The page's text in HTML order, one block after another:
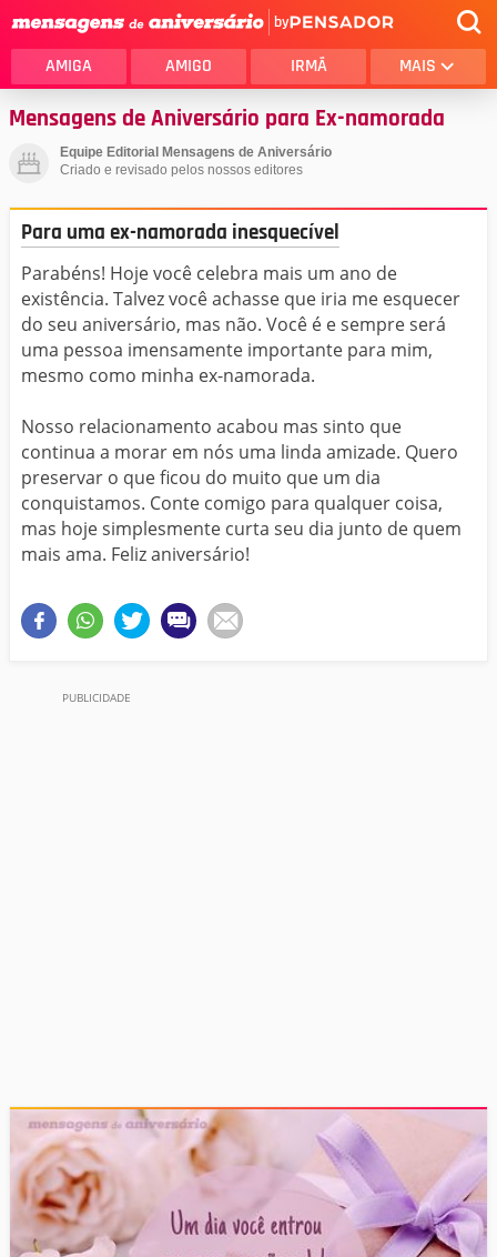
by
AMIGA AMIGO IRMÃ MAIS
Mensagens de Aniversário para Ex-namorada
Equipe Editorial Mensagens de Aniversário
Criado e revisado pelos nossos editores
Para uma ex-namorada inesquecível
Parabéns! Hoje você celebra mais um ano de
existência. Talvez você achasse que iria me esquecer
do seu aniversário, mas não. Você é e sempre será
uma pessoa imensamente importante para mim,
mesmo como minha ex-namorada.
Nosso relacionamento acabou mas sinto que
continua a morar em nós uma linda amizade. Quero
preservar o que ficou do muito que um dia
conquistamos. Conte comigo para qualquer coisa,
mas hoje simplesmente curta seu dia junto de quem
mais ama. Feliz aniversário!